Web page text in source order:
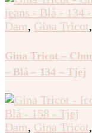
Gina Tricot –
– Blå – 146 – Tjej
Gina Tricot –